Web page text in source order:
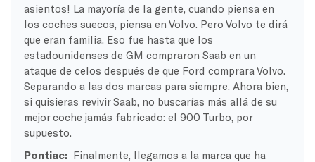
asientos! La mayoría de la gente, cuando piensa en
los coches suecos, piensa en Volvo. Pero Volvo te dirá
que eran familia. Eso fue hasta que los
estadounidenses de GM compraron Saab en un
ataque de celos después de que Ford comprara Volvo.
Separando a las dos marcas para siempre. Ahora bien,
si quisieras revivir Saab, no buscarías más allá de su
mejor coche jamás fabricado: el 900 Turbo, por
supuesto.
Pontiac:Finalmente, llegamos a la marca que ha